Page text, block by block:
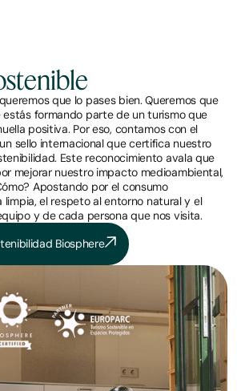
que lo pases bien. Queremos que
estás formando parte de un turismo que
positiva. Por eso, contamos con el
sello internacional que certifica nuestro
Este reconocimiento avala que
mejorar nuestro impacto medioambiental,
Apostando por el consumo
limpia, el respeto al entorno natural y el
y de cada persona que nos visita.
Biosphere